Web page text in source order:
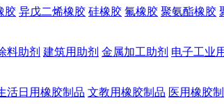
胶 异戊二烯橡胶 硅橡胶 氟橡胶 聚氨酯橡胶
料助剂 建筑用助剂 金属加工助剂 电子工业
活日用橡胶制品 文教用橡胶制品 医用橡胶